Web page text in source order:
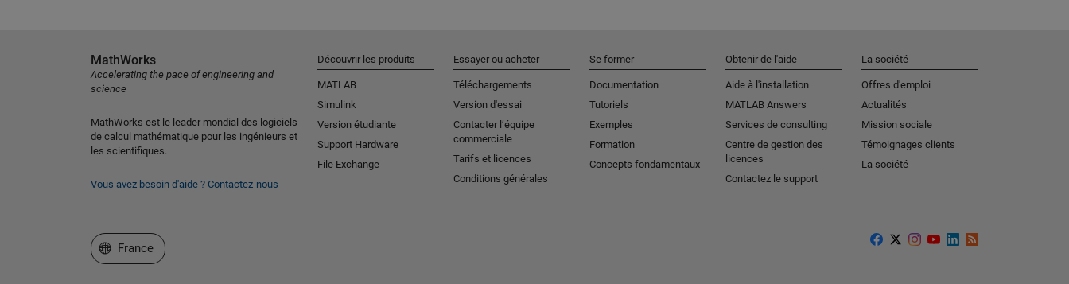
MathWorks
Accelerating the pace of engineering and
science
MathWorks est le leader mondial des logiciels
de calcul mathématique pour les ingénieurs et
les scientifiques.
Vous avez besoin d'aide ? Contactez-nous
Découvrir les produits
MATLAB
Simulink
Version étudiante
Support Hardware
File Exchange
Essayer ou acheter
Téléchargements
Version d'essai
Contacter l’équipe
commerciale
Tarifs et licences
Conditions générales
Se former
Documentation
Tutoriels
Exemples
Formation
Concepts fondamentaux
Obtenir de l'aide
Aide à l'installation
MATLAB Answers
Services de consulting
Centre de gestion des
licences
Contactez le support
La société
Offres d'emploi
Actualités
Mission sociale
Témoignages clients
La société
Sélectionner un site web
France